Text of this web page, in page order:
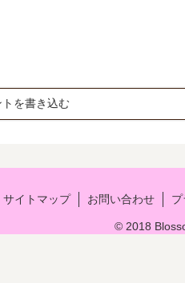
を書き込む
サイトマップ お問い合わせ
© 2018